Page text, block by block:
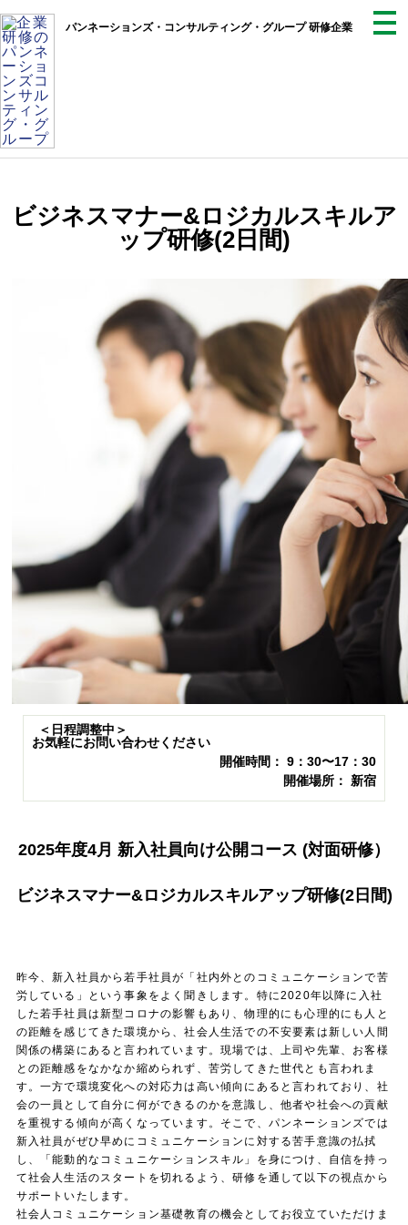
パンネーションズ・コンサルティング・グループ 研修企業
ビジネスマナー&ロジカルスキルア
ップ研修(2日間)
＜日程調整中＞
お気軽にお問い合わせください
開催時間： 9：30〜17：30
開催場所： 新宿
2025年度4月 新入社員向け公開コース (対面研修）
ビジネスマナー&ロジカルスキルアップ研修(2日間)
昨今、新入社員から若手社員が「社内外とのコミュニケーションで苦
労している」という事象をよく聞きします。特に2020年以降に入社
した若手社員は新型コロナの影響もあり、物理的にも心理的にも人と
の距離を感じてきた環境から、社会人生活での不安要素は新しい人間
関係の構築にあると言われています。現場では、上司や先輩、お客様
との距離感をなかなか縮められず、苦労してきた世代とも言われま
す。一方で環境変化への対応力は高い傾向にあると言われており、社
会の一員として自分に何ができるのかを意識し、他者や社会への貢献
を重視する傾向が高くなっています。そこで、パンネーションズでは
新入社員がぜひ早めにコミュニケーションに対する苦手意識の払拭
し、「能動的なコミュニケーションスキル」を身につけ、自信を持っ
て社会人生活のスタートを切れるよう、研修を通して以下の視点から
サポートいたします。
社会人コミュニケーション基礎教育の機会としてお役立ていただけま